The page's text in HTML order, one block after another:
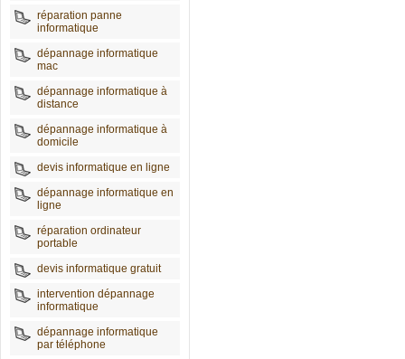
réparation panne
informatique
dépannage informatique
mac
dépannage informatique à
distance
dépannage informatique à
domicile
devis informatique en ligne
dépannage informatique en
ligne
réparation ordinateur
portable
devis informatique gratuit
intervention dépannage
informatique
dépannage informatique
par téléphone